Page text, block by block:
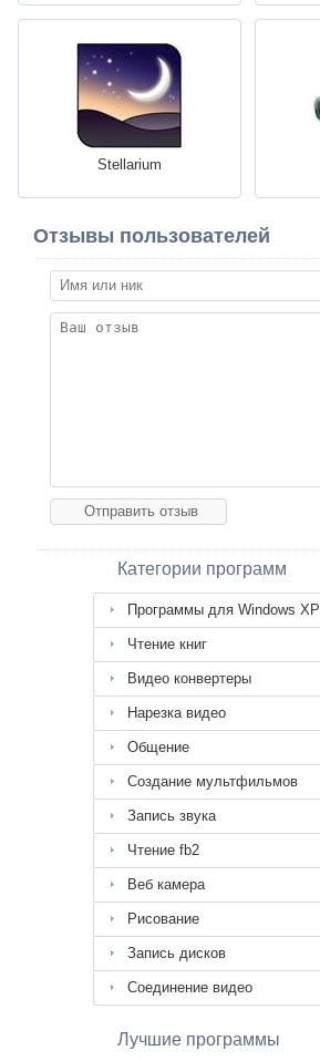
Stellarium
Отзывы пользователей
Категории программ
Программы для Windows XP
Чтение книг
Видео конвертеры
Нарезка видео
Общение
Создание мультфильмов
Запись звука
Чтение fb2
Веб камера
Рисование
Запись дисков
Соединение видео
Лучшие программы